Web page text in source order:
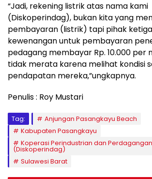
“Jadi, rekening listrik atas nama kami
(Diskoperindag), bukan kita yang
pembayaran (listrik) tapi pihak
kewenangan untuk pembayaran
pedagang membayar Rp. 10.000 per
tidak merata karena melihat kondisi
pendapatan mereka,”ungkapnya.
Penulis : Roy Mustari
Tag:
Anjungan Pasangkayu Beach
Kabupaten Pasangkayu
Koperasi Perindustrian dan Perdagangan
(Diskoperindag)
Sulawesi Barat